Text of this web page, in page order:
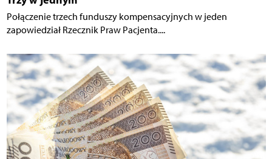
Połączenie trzech funduszy kompensacyjnych w jeden
zapowiedział Rzecznik Praw Pacjenta....